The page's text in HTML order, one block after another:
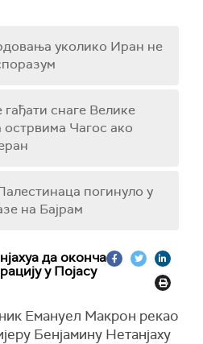
уколико Иран не
снаге Велике
Чагос ако
погинуло у
на Бајрам
да оконча
у Појасу
Емануел Макрон рекао
Бенјамину Нетанјаху